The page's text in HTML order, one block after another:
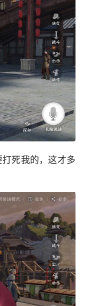
死我的，这才多